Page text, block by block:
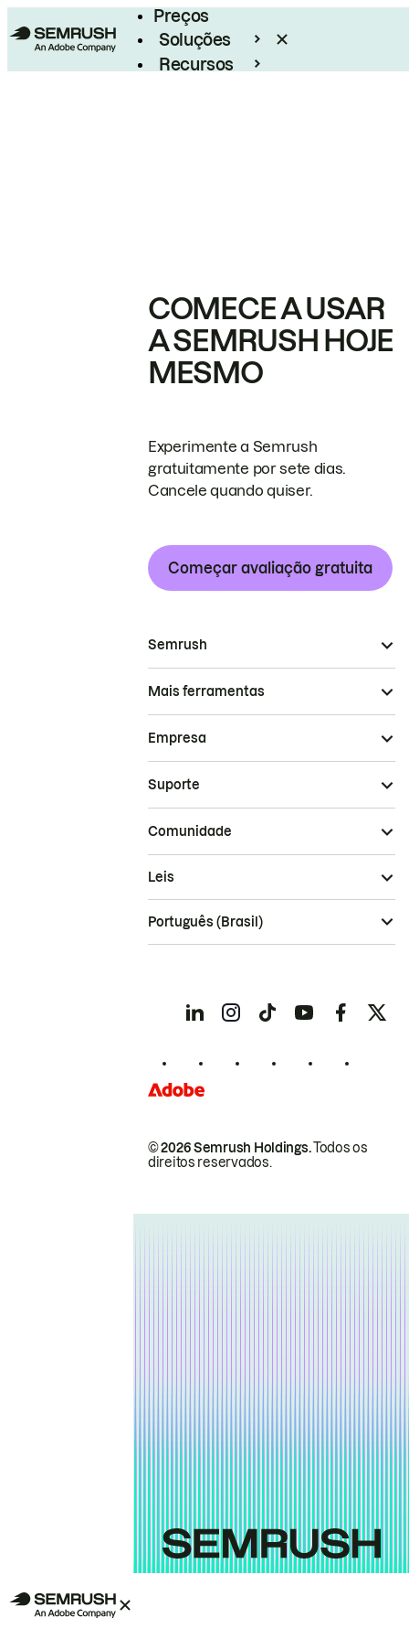
Preços
Soluções
Recursos
COMECE A USAR
A SEMRUSH HOJE
MESMO
Experimente a Semrush
gratuitamente por sete dias.
Cancele quando quiser.
Começar avaliação gratuita
Semrush
Mais ferramentas
Empresa
Suporte
Comunidade
© 2026 Semrush Holdings.Todos os
direitos reservados.
Leis
Português (Brasil)